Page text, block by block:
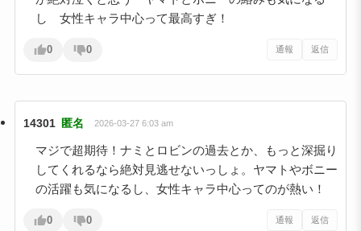
し 女性キャラ中心って最高すぎ！
0 0 通報 返信
14301 匿名 2026-03-27 6:03 am
マジで超期待！ナミとロビンの過去とか、もっと深掘り
してくれるなら絶対見逃せないっしょ。ヤマトやボニー
の活躍も気になるし、女性キャラ中心ってのが熱い！
0 0 通報 返信